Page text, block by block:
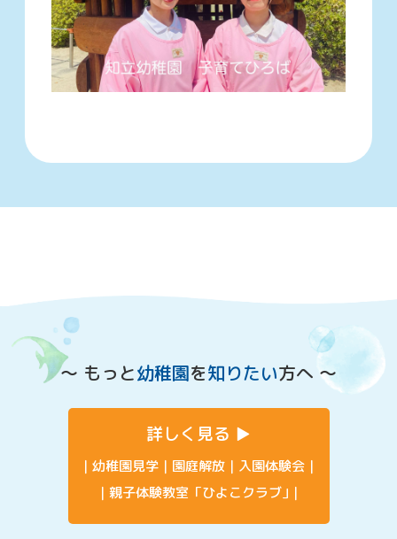
〜 もっと幼稚園を知りたい方へ 〜
詳しく見る
幼稚園見学 園庭解放
入園体験会
親子体験教室「ひよこクラブ」